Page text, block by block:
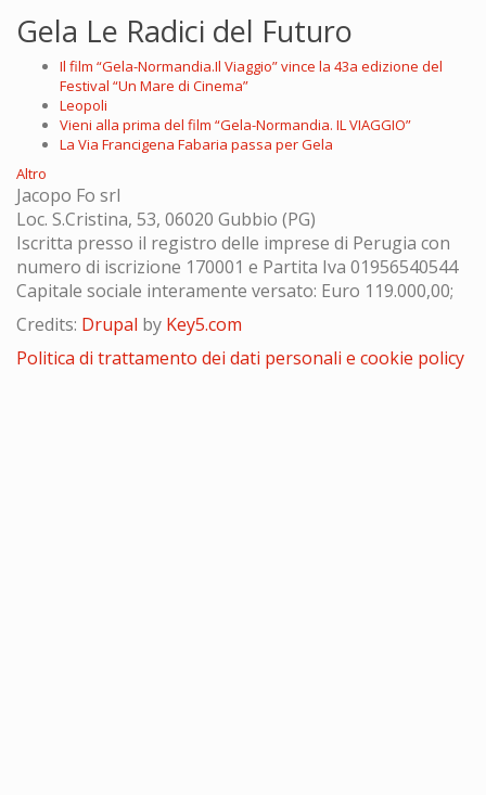
Gela Le Radici del Futuro
Il film “Gela-Normandia.Il Viaggio” vince la 43a edizione del
Festival “Un Mare di Cinema”
Leopoli
Vieni alla prima del film “Gela-Normandia. IL VIAGGIO”
La Via Francigena Fabaria passa per Gela
Altro
Jacopo Fo srl
Loc. S.Cristina, 53, 06020 Gubbio (PG)
Iscritta presso il registro delle imprese di Perugia con
numero di iscrizione 170001 e Partita Iva 01956540544
Capitale sociale interamente versato: Euro 119.000,00;
Credits: Drupal by Key5.com
Politica di trattamento dei dati personali e cookie policy